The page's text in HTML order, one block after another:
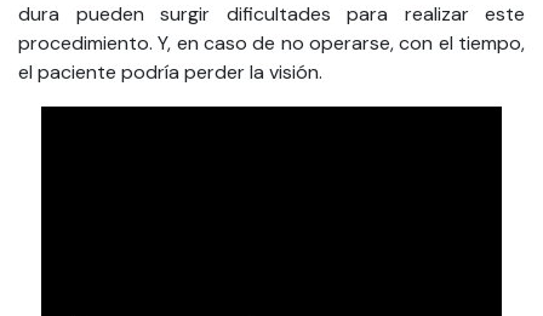
dura pueden surgir dificultades para realizar este
procedimiento. Y, en caso de no operarse, con el tiempo,
el paciente podría perder la visión.